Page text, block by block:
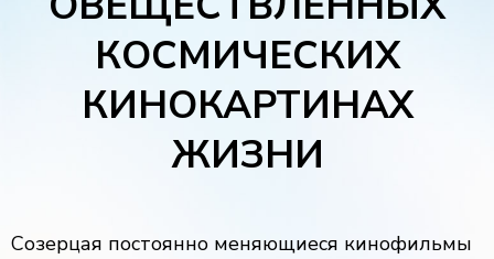
КОСМИЧЕСКИХ
КИНОКАРТИНАХ
ЖИЗНИ
Созерцая постоянно меняющиеся кинофильмы